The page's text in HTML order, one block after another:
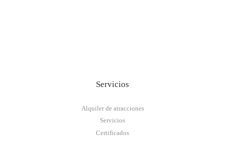
Servicios
Alquiler de atracciones
Servicios
Certificados